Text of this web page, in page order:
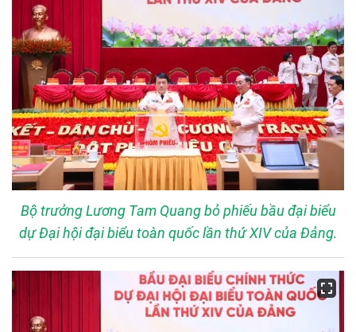
Bộ trưởng Lương Tam Quang bỏ phiếu bầu đại biểu
dự Đại hội đại biểu toàn quốc lần thứ XIV của Đảng.